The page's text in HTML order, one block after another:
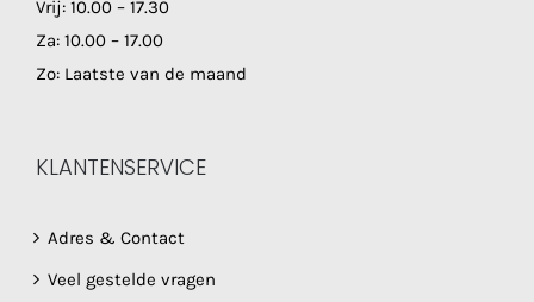
Vrij: 10.00 – 17.30
Za: 10.00 – 17.00
Zo: Laatste van de maand
KLANTENSERVICE
Adres & Contact
Veel gestelde vragen